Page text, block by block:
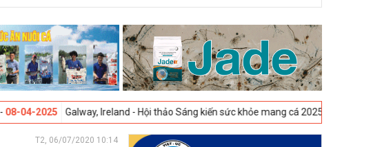
Ireland - Hội thảo Sáng kiến sức khỏe mang cá 2025 - 23-04-2025 Vigo, Tây
T2, 06/07/2020 10:14